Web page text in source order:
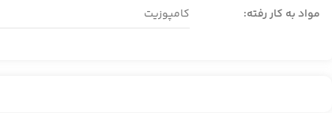
مواد به کار رفته: کامپوزیت